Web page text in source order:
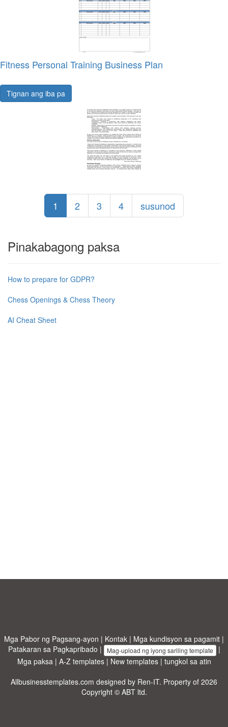
Fitness Personal Training Business Plan
Tignan ang iba pa
1 2 3 4 susunod
Pinakabagong paksa
How to prepare for GDPR?
Chess Openings & Chess Theory
AI Cheat Sheet
Mga Pabor ng Pagsang-ayon | Kontak | Mga kundisyon sa pagamit |
Patakaran sa Pagkapribado | Mag-upload ng iyong sariling template |
Mga paksa | A-Z templates| New templates| tungkol sa atin
Allbusinesstemplates.com designed by Ren-IT. Property of 2026
Copyright © ABT ltd.